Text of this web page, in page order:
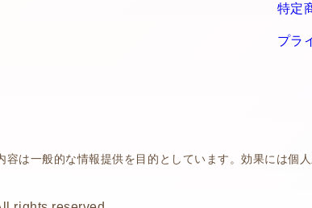
特定
プラ
は一般的な情報提供を目的としています。効果には個